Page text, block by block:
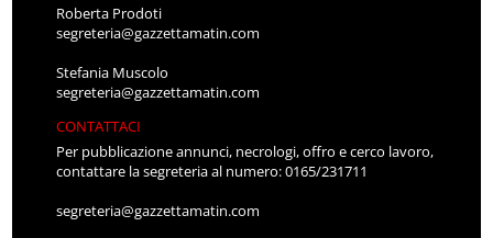
Roberta Prodoti
segreteria@gazzettamatin.com
Stefania Muscolo
segreteria@gazzettamatin.com
CONTATTACI
Per pubblicazione annunci, necrologi, offro e cerco lavoro,
contattare la segreteria al numero: 0165/231711
segreteria@gazzettamatin.com